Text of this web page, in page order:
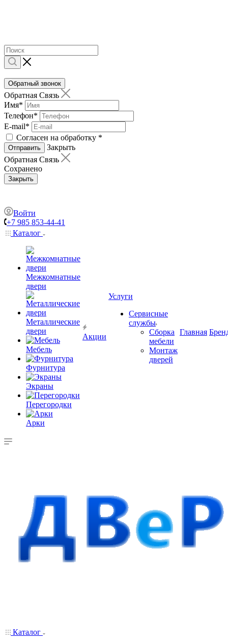
Обратный звонок
Обратная Связь
Имя*
Телефон*
E-mail*
Согласен на обработку *
Отправить
Закрыть
Обратная Связь
Сохранено
Закрыть
Войти
+7 985 853-44-41
Каталог
Межкомнатные
двери
Металлические
двери
Мебель
Фурнитура
Экраны
Перегородки
Арки
Акции
Услуги
Сервисные
службы
Сборка
мебели
Монтаж
дверей
Главная
Каталог